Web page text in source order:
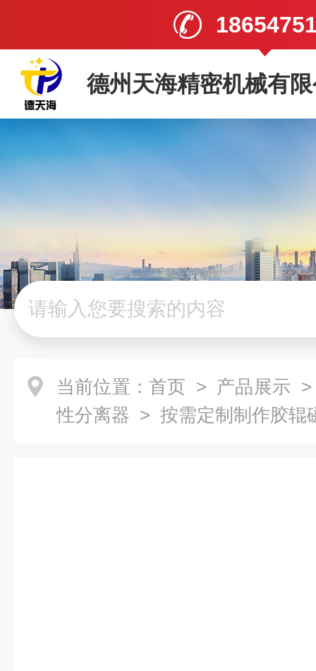
德州天海精密机械有
当前位置： 首页 > 产品展示
性分离器 > 按需定制制作胶辊